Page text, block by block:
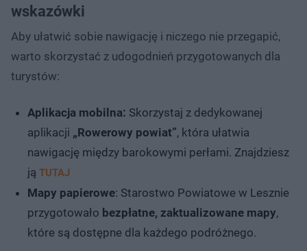
wskazówki
Aby ułatwić sobie nawigację i niczego nie przegapić,
warto skorzystać z udogodnień przygotowanych dla
turystów:
Aplikacja mobilna: Skorzystaj z dedykowanej
aplikacji „Rowerowy powiat”, która ułatwia
nawigację między barokowymi perłami. Znajdziesz
ją TUTAJ
Mapy papierowe: Starostwo Powiatowe w Lesznie
przygotowało bezpłatne, zaktualizowane mapy,
które są dostępne dla każdego podróżnego.